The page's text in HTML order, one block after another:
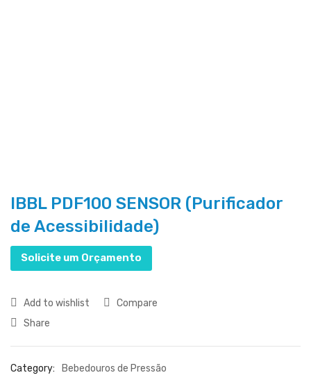
IBBL PDF100 SENSOR (Purificador
de Acessibilidade)
Solicite um Orçamento
Add to wishlist
Compare
Share
Category: Bebedouros de Pressão